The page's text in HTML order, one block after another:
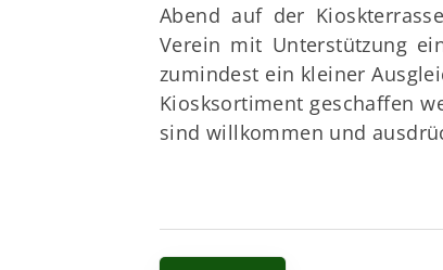
Abend auf der
Verein mit Unterstützung
zumindest ein kleiner
Kiosksortiment geschaffen
sind willkommen und